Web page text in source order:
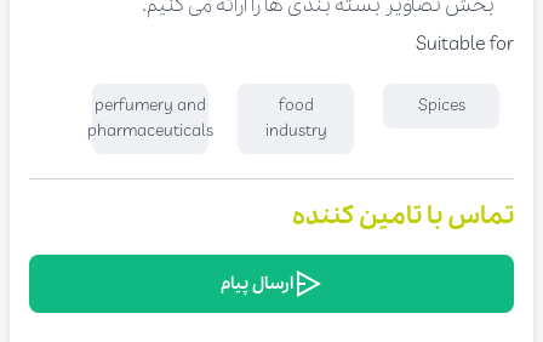
Suitable for
Spices
food
industry
perfumery and
pharmaceuticals
تماس با تامین کننده
ارسال پیام